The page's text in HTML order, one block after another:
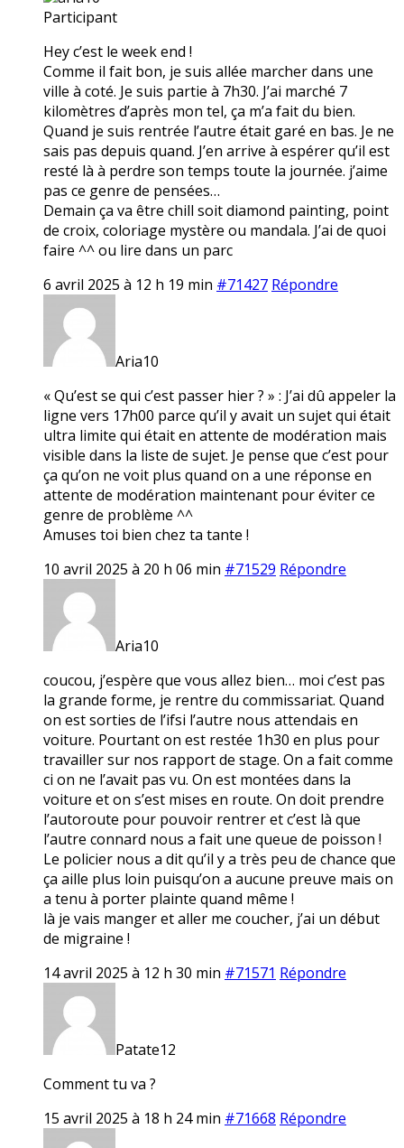
Participant
Hey c’est le week end !
Comme il fait bon, je suis allée marcher dans une
ville à coté. Je suis partie à 7h30. J’ai marché 7
kilomètres d’après mon tel, ça m’a fait du bien.
Quand je suis rentrée l’autre était garé en bas. Je ne
sais pas depuis quand. J’en arrive à espérer qu’il est
resté là à perdre son temps toute la journée. j’aime
pas ce genre de pensées…
Demain ça va être chill soit diamond painting, point
de croix, coloriage mystère ou mandala. J’ai de quoi
faire ^^ ou lire dans un parc
6 avril 2025 à 12 h 19 min #71427 Répondre
Aria10
« Qu’est se qui c’est passer hier ? » : J’ai dû appeler la
ligne vers 17h00 parce qu’il y avait un sujet qui était
ultra limite qui était en attente de modération mais
visible dans la liste de sujet. Je pense que c’est pour
ça qu’on ne voit plus quand on a une réponse en
attente de modération maintenant pour éviter ce
genre de problème ^^
Amuses toi bien chez ta tante !
10 avril 2025 à 20 h 06 min #71529 Répondre
Aria10
coucou, j’espère que vous allez bien… moi c’est pas
la grande forme, je rentre du commissariat. Quand
on est sorties de l’ifsi l’autre nous attendais en
voiture. Pourtant on est restée 1h30 en plus pour
travailler sur nos rapport de stage. On a fait comme
ci on ne l’avait pas vu. On est montées dans la
voiture et on s’est mises en route. On doit prendre
l’autoroute pour pouvoir rentrer et c’est là que
l’autre connard nous a fait une queue de poisson !
Le policier nous a dit qu’il y a très peu de chance que
ça aille plus loin puisqu’on a aucune preuve mais on
a tenu à porter plainte quand même !
là je vais manger et aller me coucher, j’ai un début
de migraine !
14 avril 2025 à 12 h 30 min #71571 Répondre
Patate12
Comment tu va ?
15 avril 2025 à 18 h 24 min #71668 Répondre